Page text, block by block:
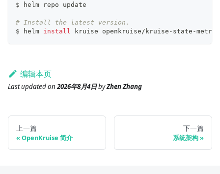
$ helm repo update
# Install the latest version.
$ helm install kruise openkruise/kruise-state-
编辑本页
Last updatedon2026年8月4日byZhen Zhang
上一篇
OpenKruise 简介
下一篇
系统架构